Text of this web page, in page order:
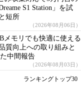
S1 Station」を試
短所
（2026年08月06日）
メモリでも快適に使える
向上への取り組みと
た中間報告
（2026年08月03日）
ランキングトップ30